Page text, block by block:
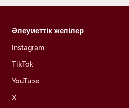
Әлеуметтік желілер
Instagram
TikTok
YouTube
X